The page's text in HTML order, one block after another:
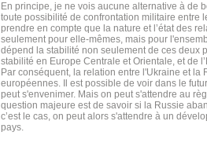
En principe, je ne vois aucune alternative à de
toute possibilité de confrontation militaire entre
prendre en compte que la nature et l’état des
seulement pour elle-mêmes, mais pour
dépend la stabilité non seulement de ces deux
stabilité en Europe Centrale et Orientale, et de
Par conséquent, la relation entre l'Ukraine et
européennes. Il est possible de voir dans le
peut s'envenimer. Mais on peut s'attendre au
question majeure est de savoir si la Russie
c’est le cas, on peut alors s'attendre à un
pays.